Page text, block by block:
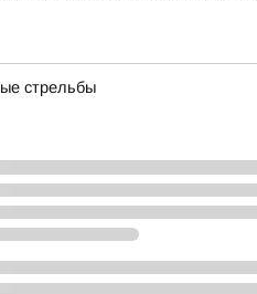
стрельбы